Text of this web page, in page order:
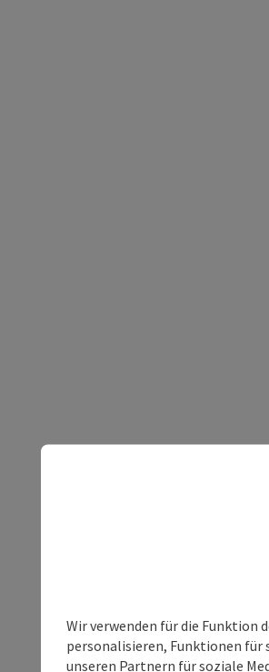
Wir verwenden für die Funktion
personalisieren, Funktionen für
unseren Partnern für soziale